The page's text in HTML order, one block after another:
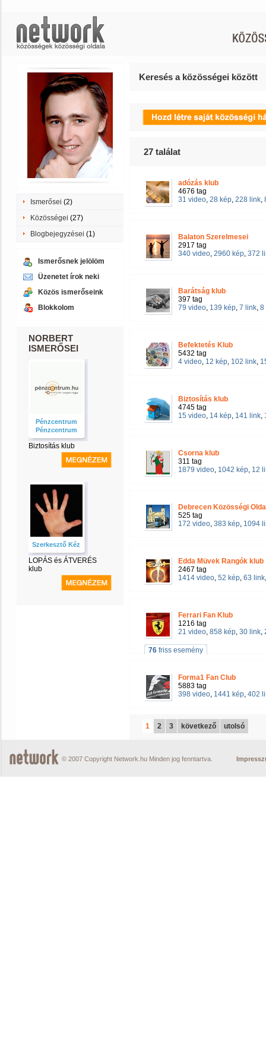
Ismerősei (2)
Közösségei (27)
Blogbejegyzései (1)
Ismerősnek jelölöm
Üzenetet írok neki
Közös ismerőseink
Blokkolom
NORBERT
ISMERŐSEI
Pénzcentrum
Pénzcentrum
Biztosítás klub
Szerkesztő Kéz
LOPÁS és ÁTVERÉS
klub
Keresés a közösségei között
27 találat
adózás klub
4676 tag
31 video, 28 kép, 228 link,
Balaton Szerelmesei
2917 tag
340 video, 2960 kép, 372
Barátság klub
397 tag
79 video, 139 kép, 7 link, 8
Befektetés Klub
5432 tag
4 video, 12 kép, 102 link,
Biztosítás klub
4745 tag
15 video, 14 kép, 141 link,
Csorna klub
311 tag
1879 video, 1042 kép, 12
Debrecen Közösségi
525 tag
172 video, 383 kép, 1094
Edda Müvek Rangók klub
2467 tag
1414 video, 52 kép, 63 link
Ferrari Fan Klub
1216 tag
21 video, 858 kép, 30 link,
76 friss esemény
Forma1 Fan Club
5883 tag
398 video, 1441 kép, 402
1 2 3 következő utolsó
© 2007 Copyright Network.hu Minden jog fenntartva.